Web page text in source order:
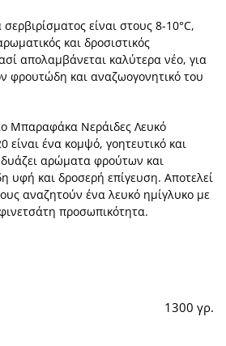
είναι στους 8-10°C,
και δροσιστικός
απολαμβάνεται καλύτερα νέο, για
φρουτώδη και αναζωογονητικό του
Μπαραφάκα Νεράιδες Λευκό
είναι ένα κομψό, γοητευτικό και
αρώματα φρούτων και
υφή και δροσερή επίγευση. Αποτελεί
αναζητούν ένα λευκό ημίγλυκο με
προσωπικότητα.
1300 γρ.